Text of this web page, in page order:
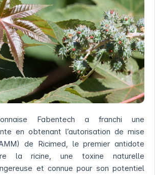
Fabentech a franchi une
en obtenant l’autorisation de mise
de Ricimed, le premier antidote
la ricine, une toxine naturelle
et connue pour son potentiel